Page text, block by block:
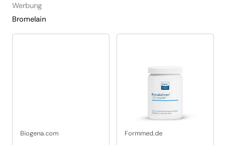
Werbung
Bromelain
Biogena.com Formmed.de